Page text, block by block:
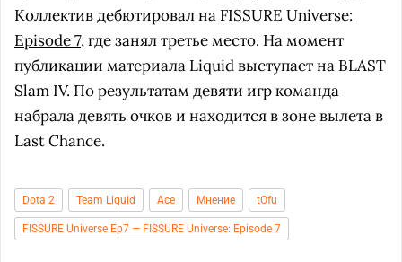
Коллектив дебютировал на FISSURE Universe:
Episode 7, где занял третье место. На момент
публикации материала Liquid выступает на BLAST
Slam IV. По результатам девяти игр команда
набрала девять очков и находится в зоне вылета в
Last Chance.
Dota 2 Team Liquid Ace Мнение tOfu
FISSURE Universe Ep7 — FISSURE Universe: Episode 7